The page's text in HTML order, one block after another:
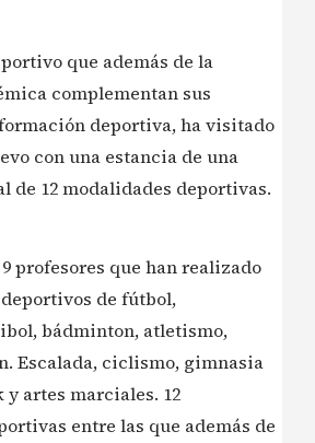
que además de la
complementan sus
deportiva, ha visitado
con una estancia de una
de 12 modalidades deportivas.
profesores que han realizado
de fútbol,
bádminton, atletismo,
Escalada, ciclismo, gimnasia
artes marciales. 12
entre las que además de